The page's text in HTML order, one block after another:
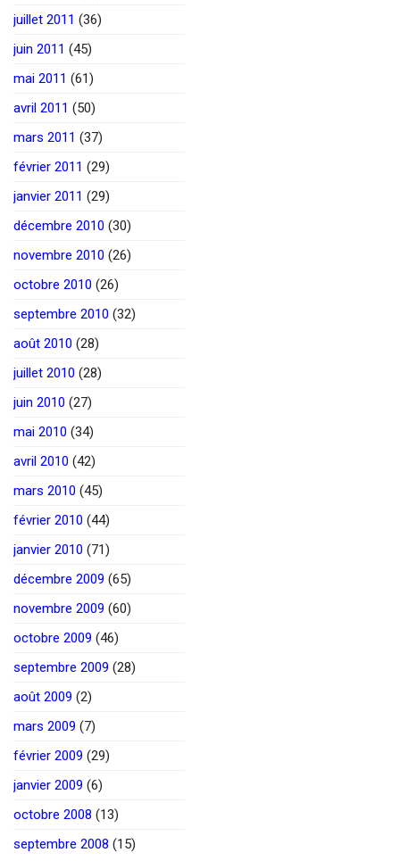
juillet 2011 (36)
juin 2011 (45)
mai 2011 (61)
avril 2011 (50)
mars 2011 (37)
février 2011 (29)
janvier 2011 (29)
décembre 2010 (30)
novembre 2010 (26)
octobre 2010 (26)
septembre 2010 (32)
août 2010 (28)
juillet 2010 (28)
juin 2010 (27)
mai 2010 (34)
avril 2010 (42)
mars 2010 (45)
février 2010 (44)
janvier 2010 (71)
décembre 2009 (65)
novembre 2009 (60)
octobre 2009 (46)
septembre 2009 (28)
août 2009 (2)
mars 2009 (7)
février 2009 (29)
janvier 2009 (6)
octobre 2008 (13)
septembre 2008 (15)